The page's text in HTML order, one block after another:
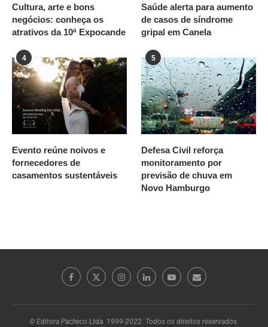
Cultura, arte e bons
negócios: conheça os
atrativos da 10ª Expocande
Saúde alerta para aumento
de casos de síndrome
gripal em Canela
4
Evento reúne noivos e
fornecedores de
casamentos sustentáveis
5
Defesa Civil reforça
monitoramento por
previsão de chuva em
Novo Hamburgo
© Editora Pacheco Ltda. 1999-2022. Todos os direitos reservados.